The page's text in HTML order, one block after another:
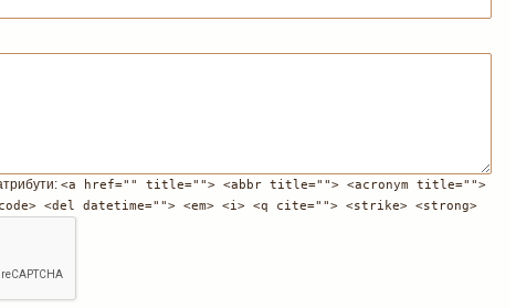
<a href="" title=""> <abbr title=""> <acronym title="">
<del datetime=""> <em> <i> <q cite=""> <strike> <strong>